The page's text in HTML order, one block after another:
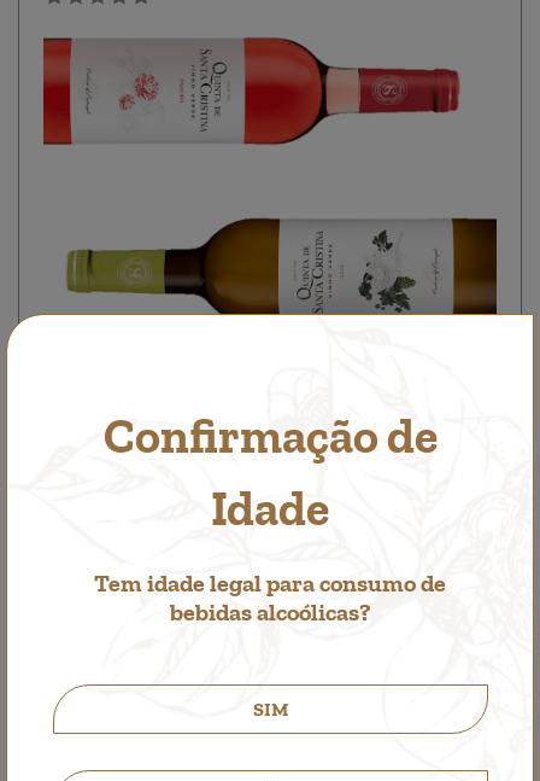
Confirmação de
Idade
Tem idade legal para consumo de
bebidas alcoólicas?
SIM
Pack Terroir
Packs